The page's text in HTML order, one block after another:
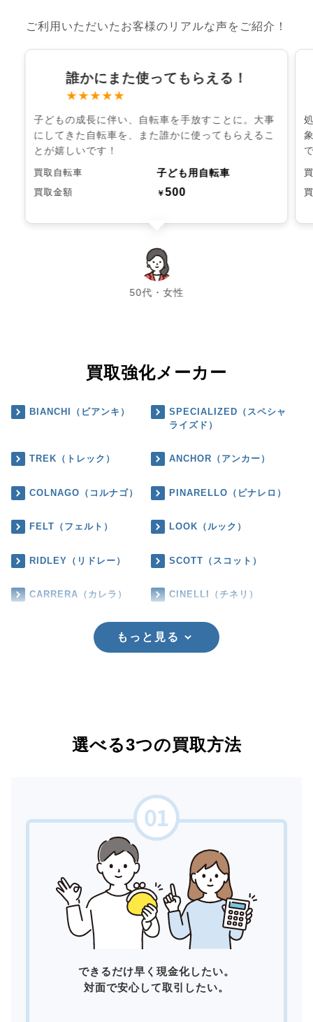
ご利用いただいたお客様のリアルな声をご紹介！
誰かにまた使ってもらえる！
★★★★★
子どもの成長に伴い、自転車を手放すことに。大事
にしてきた自転車を、また誰かに使ってもらえるこ
とが嬉しいです！
買取自転車 子ども用自転車
買取金額 ￥500
50代・女性
chevron_left chevron_right
買取強化メーカー
BIANCHI（ビアンキ）
SPECIALIZED（スペシャ
ライズド）
TREK（トレック） ANCHOR（アンカー）
COLNAGO（コルナゴ） PINARELLO（ピナレロ）
FELT（フェルト） LOOK（ルック）
RIDLEY（リドレー） SCOTT（スコット）
CARRERA（カレラ） CINELLI（チネリ）
もっと見る
選べる3つの買取方法
できるだけ早く現金化したい。
対面で安心して取引したい。